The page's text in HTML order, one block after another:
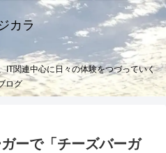
カラ
IT関連中心に日々の体験をつづっていく
ログ
ーで「チーズバーガ